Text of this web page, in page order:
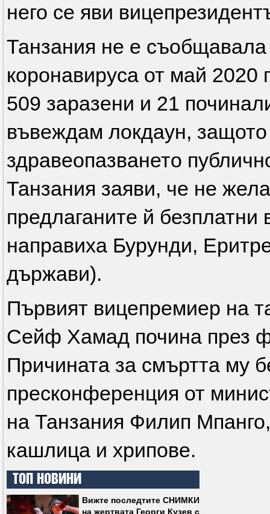
него се яви
Танзания не е
коронавируса от май 2020
509 заразени и 21
въвеждам локдаун, защото
здравеопазването
Танзания заяви, че не
предлаганите й безплатни
направиха Бурунди,
държави).
Първият вицепремиер на
Сейф Хамад почина през
Причината за смъртта му
пресконференция от
на Танзания Филип
кашлица и хрипове.
ТОП НОВИНИ
Вижте последтите СНИМКИ
на жертвата Георги Кузев с